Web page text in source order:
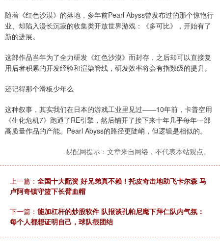
随着《红色沙漠》的落地，多年前Pearl Abyss曾发布过的那个惊艳行
业、却陷入漫长沉寂的收集类开放世界游戏：《多可比》，开始有了
新的进展。
这部作品当年为了全力研发《红色沙漠》而封存，之后却可以直接复
用后者积累的开发经验和渲染管线，研发效率将会有指数级的提升。
还记得那个滑板少年么
这种叙事，其实我们在日本的游戏工业里见过——10年前，卡普空用
《生化危机7》跑通了RE引擎，然后铺开了接下来十年几乎每年一部
高质量作品的产能。Pearl Abyss的路径更陡峭，但逻辑是相似的。
易配网提示：文章来自网络，不代表本站观点。
上一篇： 全国十大配资 好兄弟真不赖！托皮奇击地助飞卡尔森 马
卢阿奇镇守篮下长臂血帽
下一篇： 能加杠杆的炒股软件 队报谈孔帕尼麾下拜仁队内气氛：
每个人都想证明自己，球队很团结